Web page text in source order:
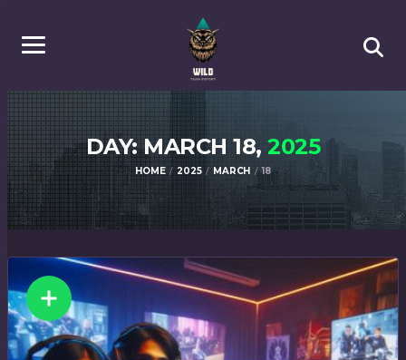
DAY: MARCH 18,2025
HOME 2025 MARCH 18